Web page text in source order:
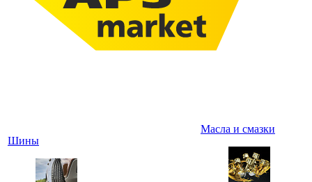
Шины
Масла и смазки